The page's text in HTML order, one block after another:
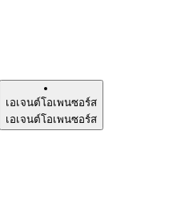
เอเจนต์โอเพนซอร์ส
เอเจนต์โอเพนซอร์ส